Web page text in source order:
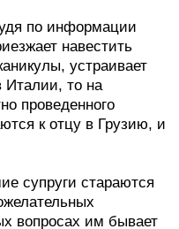
по информации
навестить
устраивает
Италии, то на
проведенного
к отцу в Грузию, и
супруги стараются
вопросах им бывает